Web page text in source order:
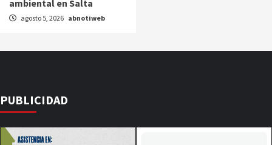
ambiental en Salta
agosto 5, 2026 abnotiweb
PUBLICIDAD